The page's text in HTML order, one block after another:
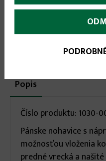
More
infos
Popis
karta)
Číslo produktu: 1030-
Pánske nohavice s
možnosťou vloženia
predné vrecká a